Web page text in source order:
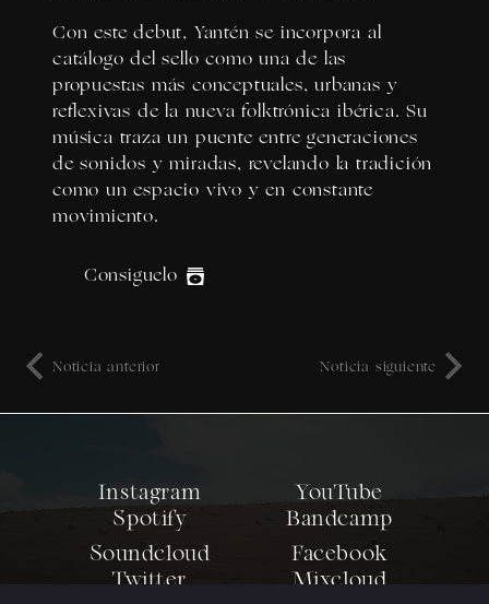
Con este debut, Yantén se incorpora al
catálogo del sello como una de las
propuestas más conceptuales, urbanas y
reflexivas de la nueva folktrónica ibérica. Su
música traza un puente entre generaciones
de sonidos y miradas, revelando la tradición
como un espacio vivo y en constante
movimiento.
Consiguelo
Noticia anterior Noticia siguiente
Instagram
YouTube
Spotify
Bandcamp
Soundcloud
Facebook
Twitter
Mixcloud